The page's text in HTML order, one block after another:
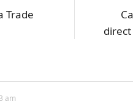
Trade
am